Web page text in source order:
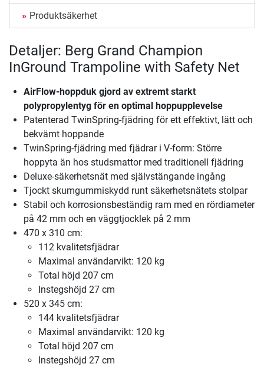
Produktsäkerhet
Detaljer: Berg Grand Champion
InGround Trampoline with Safety Net
AirFlow-hoppduk gjord av extremt starkt
polypropylentyg för en optimal hoppupplevelse
Patenterad TwinSpring-fjädring för ett effektivt, lätt och
bekvämt hoppande
TwinSpring-fjädring med fjädrar i V-form: Större
hoppyta än hos studsmattor med traditionell fjädring
Deluxe-säkerhetsnät med självstängande ingång
Tjockt skumgummiskydd runt säkerhetsnätets stolpar
Stabil och korrosionsbeständig ram med en rördiameter
på 42 mm och en väggtjocklek på 2 mm
470 x 310 cm:
112 kvalitetsfjädrar
Maximal användarvikt: 120 kg
Total höjd 207 cm
Instegshöjd 27 cm
520 x 345 cm:
144 kvalitetsfjädrar
Maximal användarvikt: 120 kg
Total höjd 207 cm
Instegshöjd 27 cm